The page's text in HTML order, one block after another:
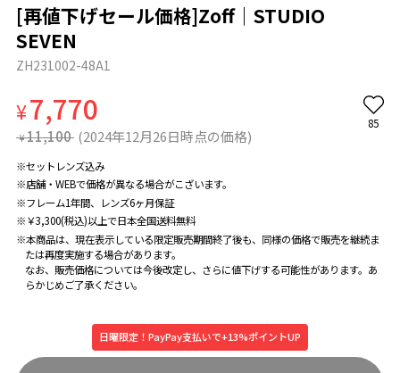
[再値下げセール価格]Zoff｜STUDIO
SEVEN
ZH231002-48A1
¥7,770
¥ 11,100 (2024年12月26日時点の価格)
85
※セットレンズ込み
※店舗・WEBで価格が異なる場合がこざいます。
※フレーム1年間、レンズ6ヶ月保証
※￥3,300(税込)以上で日本全国送料無料
※本商品は、現在表示している限定販売期間終了後も、同様の価格で販売を継続ま
たは再度実施する場合があります。
なお、販売価格については今後改定し、さらに値下げする可能性があります。あ
らかじめご了承ください。
日曜限定！PayPay支払いで+13%ポイントUP